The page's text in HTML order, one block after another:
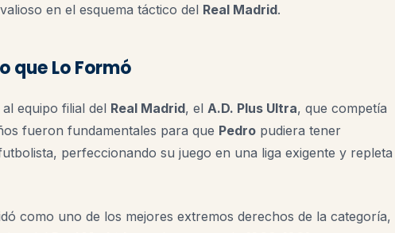
en el esquema táctico del Real Madrid.
que Lo Formó
equipo filial del Real Madrid, el A.D. Plus Ultra, que competía
fueron fundamentales para que Pedro pudiera tener
perfeccionando su juego en una liga exigente y repleta
como uno de los mejores extremos derechos de la categoría,